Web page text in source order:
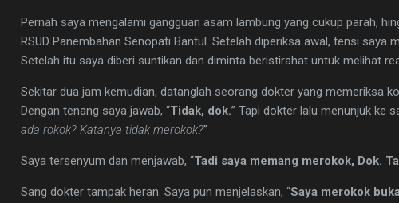
Pernah saya mengalami gangguan asam lambung yang cukup parah,
RSUD Panembahan Senopati Bantul. Setelah diperiksa awal, tensi saya
Setelah itu saya diberi suntikan dan diminta beristirahat untuk melihat
Sekitar dua jam kemudian, datanglah seorang dokter yang memeriksa
Dengan tenang saya jawab, “Tidak, dok.” Tapi dokter lalu menunjuk ke
ada rokok? Katanya tidak merokok?”
Saya tersenyum dan menjawab, “Tadi saya memang merokok, Dok.
Sang dokter tampak heran. Saya pun menjelaskan, “Saya merokok